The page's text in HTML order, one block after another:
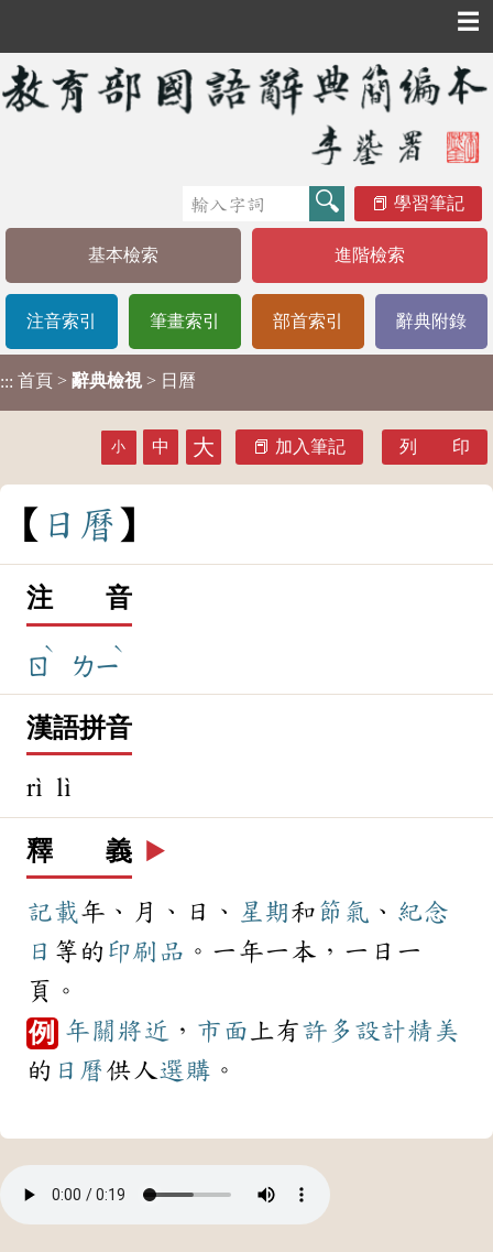
☰
學習筆記
基本檢索 進階檢索
注音索引 筆畫索引 部首索引 辭典附錄
::: 首頁 > 辭典檢視 > 日曆
小 中 大 加入筆記 列 印
日 曆
注 音
ㄖ
ˋ
ㄌㄧ
ˋ
漢語拼音
rì lì
釋 義 ▶️
記載年、月、日、 星期和 節氣 、 紀念
日 等的 印刷品 。一年一本，一日一
頁。
例 年關 將近 ， 市面 上有許多 設計精美
的 日曆 供人選購 。